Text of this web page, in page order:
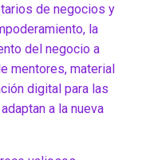
de negocios y
la
del negocio a
mentores, material
digital para las
a la nueva